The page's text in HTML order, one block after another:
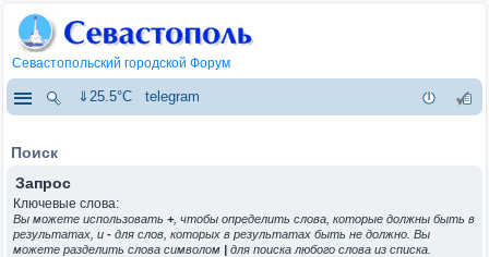
Севастопольский городской Форум
⇓25.5°C telegram
Поиск
Запрос
Ключевые слова:
Вы можете использовать +, чтобы определить слова, которые должны быть в
результатах, и - для слов, которых в результатах быть не должно. Вы
можете разделить слова символом | для поиска любого слова из списка.